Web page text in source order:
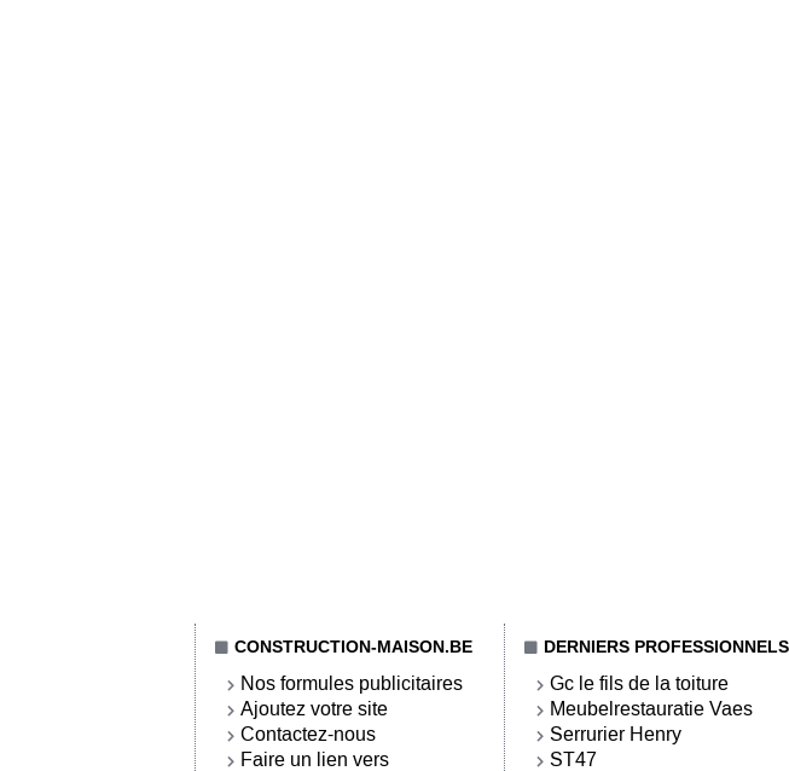
CONSTRUCTION-MAISON.BE
Nos formules publicitaires
Ajoutez votre site
Contactez-nous
Faire un lien vers
DERNIERS PROFESSIONNELS
Gc le fils de la toiture
Meubelrestauratie Vaes
Serrurier Henry
ST47